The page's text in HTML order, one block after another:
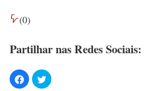
(0)
Partilhar nas Redes Sociais: